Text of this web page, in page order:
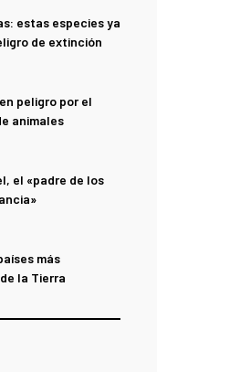
estas especies ya
de extinción
peligro por el
animales
el «padre de los
más
la Tierra